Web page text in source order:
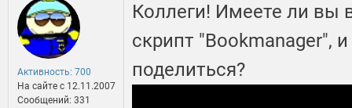
Активность: 700
На сайте c 12.11.2007
Сообщений: 331
Коллеги! Имеете ли вы
скрипт "Bookmanager",
поделиться?